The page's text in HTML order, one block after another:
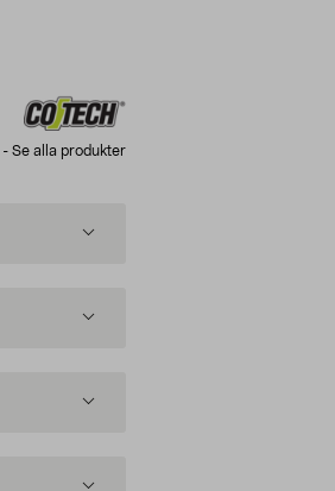
- Se alla produkter